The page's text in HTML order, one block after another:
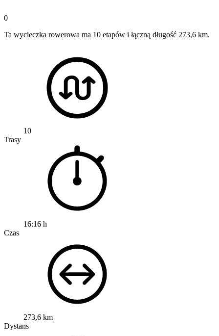
0
Ta wycieczka rowerowa ma 10 etapów i łączną długość 273,6 km.
10
Trasy
16:16 h
Czas
273,6 km
Dystans